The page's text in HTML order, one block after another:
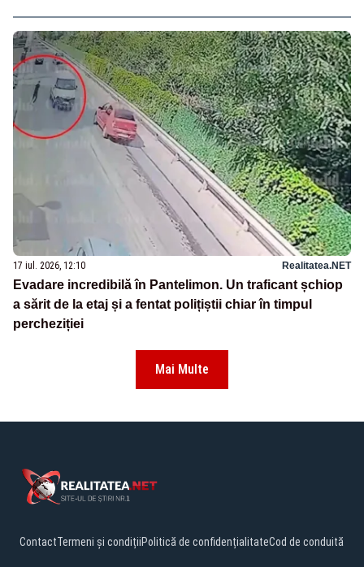
17 iul. 2026, 12:10 Realitatea.NET
Evadare incredibilă în Pantelimon. Un traficant șchiop
a sărit de la etaj și a fentat polițiștii chiar în timpul
percheziției
Mai Multe
ContactTermeni și condițiiPolitică de confidențialitateCod de conduită